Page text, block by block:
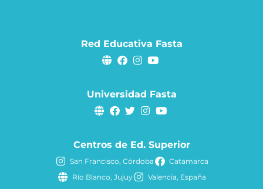
Red Educativa Fasta
Universidad Fasta
Centros de Ed. Superior
San Francisco, Córdoba
Catamarca
Río Blanco, Jujuy
Valencia, España